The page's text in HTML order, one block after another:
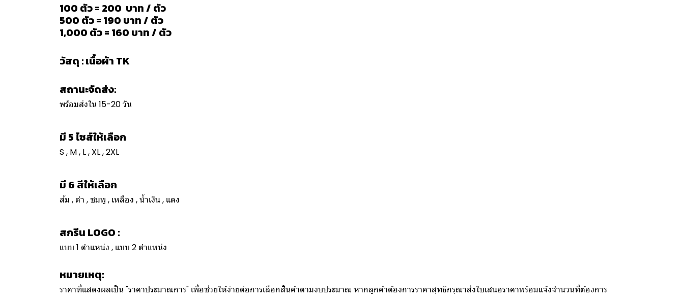
100 ตัว = 200 บาท / ตัว
500 ตัว = 190 บาท / ตัว
1,000 ตัว = 160 บาท / ตัว
วัสดุ : เนื้อผ้า TK
สถานะจัดส่ง:
พร้อมส่งใน 15-20 วัน
มี 5 ไซส์ให้เลือก
S , M , L , XL , 2XL
มี 6 สีให้เลือก
ส้ม , ดำ , ชมพู , เหลือง , น้ำเงิน , แดง
สกรีน LOGO :
แบบ 1 ตำแหน่ง , แบบ 2 ตำแหน่ง
หมายเหตุ:
ราคาที่แสดงผลเป็น "ราคาประมาณการ" เพื่อช่วยให้ง่ายต่อการเลือกสินค้าตามงบประมาณ หากลูกค้าต้องการราคาสุทธิกรุณาส่งใบเสนอราคาพร้อมแจ้งจำนวนที่ต้องการ